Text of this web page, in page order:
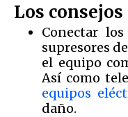
Los consejos
Conectar
supresores
el equipo
Así como
equipos
daño.